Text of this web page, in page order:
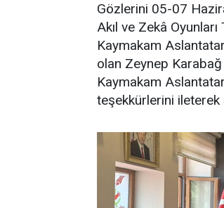
Gözlerini 05-07
Akıl ve Zekâ
Kaymakam
olan Zeynep
Kaymakam
teşekkürlerini ileterek